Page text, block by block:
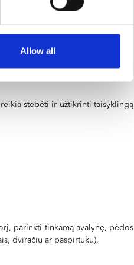
Allow all
stebėti ir užtikrinti taisyklingą
parinkti tinkamą avalynę, pėdos
dviračiu ar paspirtuku).